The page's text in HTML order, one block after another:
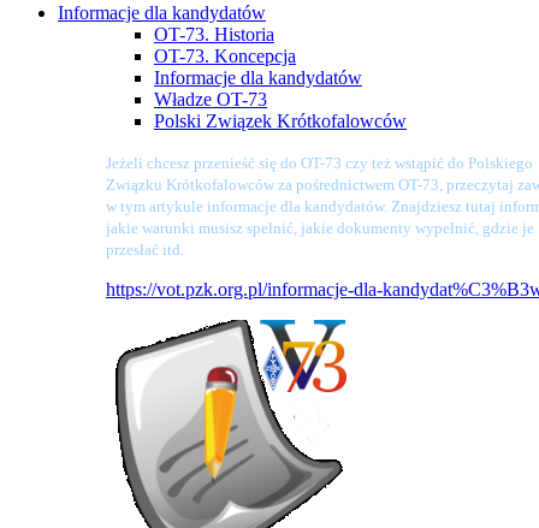
Informacje dla kandydatów
OT-73. Historia
OT-73. Koncepcja
Informacje dla kandydatów
Władze OT-73
Polski Związek Krótkofalowców
Jeżeli chcesz przenieść się do OT-73 czy też wstąpić do Polskiego
Związku Krótkofalowców za pośrednictwem OT-73, przeczytaj
w tym artykule informacje dla kandydatów. Znajdziesz tutaj
jakie warunki musisz spełnić, jakie dokumenty wypełnić, gdzie je
przesłać itd.
https://vot.pzk.org.pl/informacje-dla-